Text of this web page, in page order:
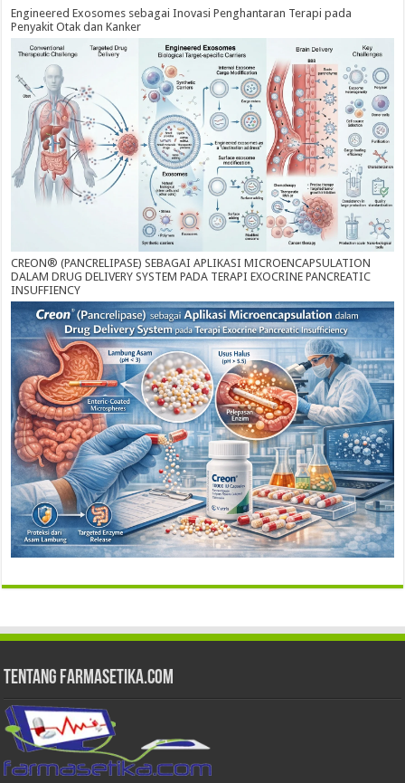
Engineered Exosomes sebagai Inovasi Penghantaran Terapi pada
Penyakit Otak dan Kanker
CREON® (PANCRELIPASE) SEBAGAI APLIKASI MICROENCAPSULATION
DALAM DRUG DELIVERY SYSTEM PADA TERAPI EXOCRINE PANCREATIC
INSUFFIENCY
Tentang Farmasetika.com